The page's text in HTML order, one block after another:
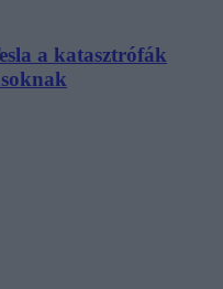
a katasztrófák